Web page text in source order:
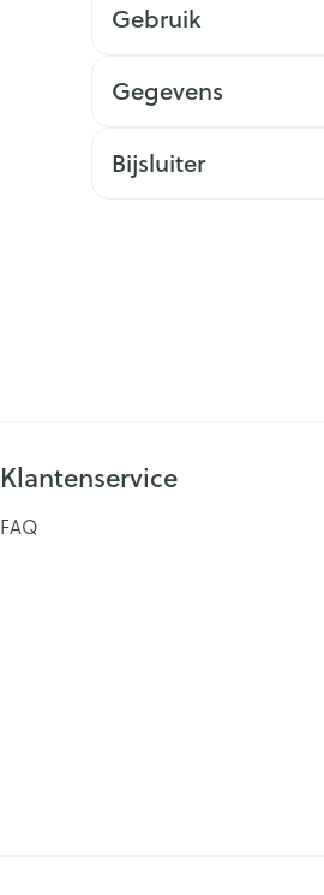
Gebruik
Gegevens
Bijsluiter
Klantenservice
FAQ